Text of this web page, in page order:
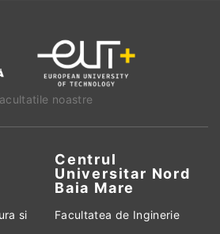
noastre
Centrul
Universitar Nord
Baia Mare
si
Facultatea de Inginerie